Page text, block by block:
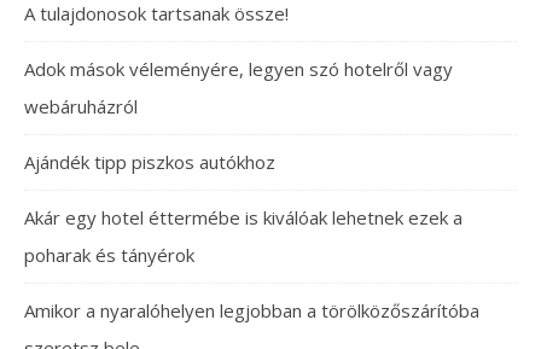
A tulajdonosok tartsanak össze!
Adok mások véleményére, legyen szó hotelről vagy
webáruházról
Ajándék tipp piszkos autókhoz
Akár egy hotel éttermébe is kiválóak lehetnek ezek a
poharak és tányérok
Amikor a nyaralóhelyen legjobban a törölközőszárítóba